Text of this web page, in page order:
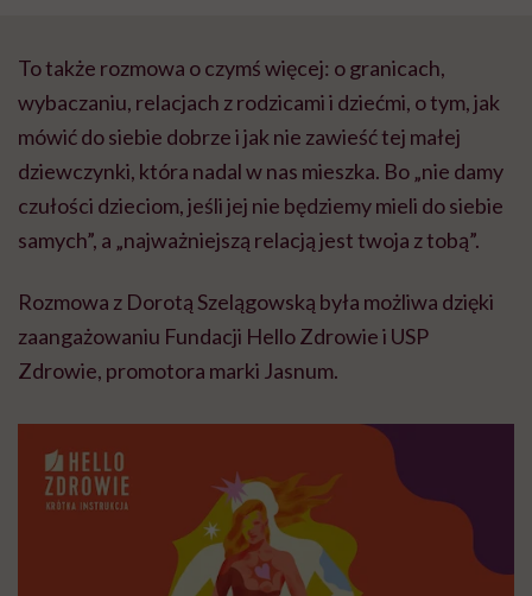
To także rozmowa o czymś więcej: o granicach,
wybaczaniu, relacjach z rodzicami i dziećmi, o tym, jak
mówić do siebie dobrze i jak nie zawieść tej małej
dziewczynki, która nadal w nas mieszka. Bo „nie damy
czułości dzieciom, jeśli jej nie będziemy mieli do siebie
samych”, a „najważniejszą relacją jest twoja z tobą”.
Rozmowa z Dorotą Szelągowską była możliwa dzięki
zaangażowaniu Fundacji Hello Zdrowie i USP
Zdrowie, promotora marki Jasnum.